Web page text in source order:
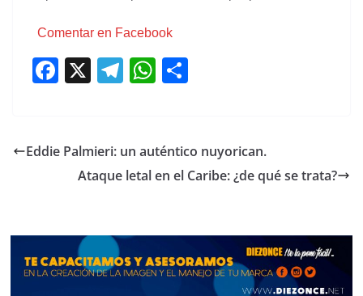
Comentar en Facebook
F
e
k
X T
gr
a
W
s
A
p
ar
Eddie Palmieri: un auténtico nuyorican.
Ataque letal en el Caribe: ¿de qué se trata?